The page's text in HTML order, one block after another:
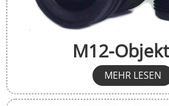
M12-
MEHR LESEN